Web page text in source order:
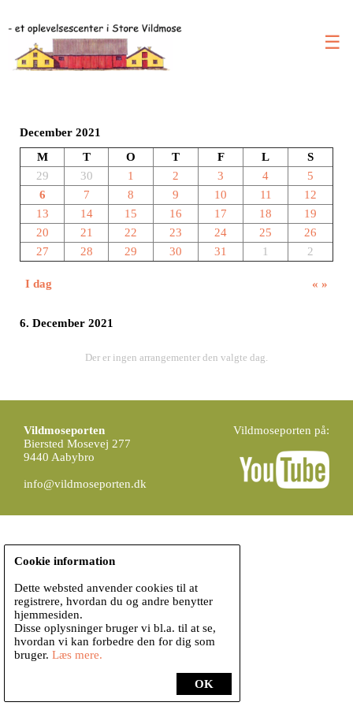
☰
December 2021
M
T O T F L
S
29
30 1 2 3 4
5
6
7 8 9 10 11
12
13
14 15 16 17 18
19
20
21 22 23 24 25
26
27
28 29 30 31 1 2
I dag « »
6. December 2021
Der er ingen arrangementer den valgte dag.
Vildmoseporten
Biersted Mosevej 277
9440 Aabybro
info@vildmoseporten.dk
Vildmoseporten på:
OK
Cookie information
Dette websted anvender cookies til at
registrere, hvordan du og andre benytter
hjemmesiden.
Disse oplysninger bruger vi bl.a. til at se,
hvordan vi kan forbedre den for dig som
bruger. Læs mere.